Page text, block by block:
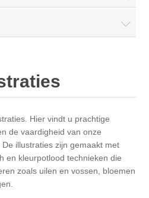
Hier vindt u prachtige
de vaardigheid van onze
illustraties zijn gemaakt met
en kleurpotlood technieken die
zoals uilen en vossen, bloemen